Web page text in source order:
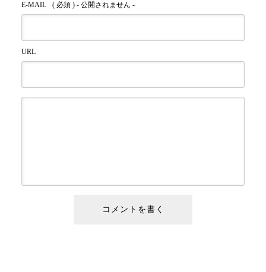
E-MAIL ( 必須 ) - 公開されません -
URL